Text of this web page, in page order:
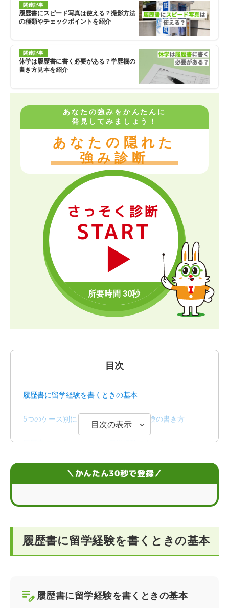
関連記事
履歴書にスピード写真は使える？撮影方法
の種類やチェックポイントを紹介
関連記事
休学は履歴書に書く必要がある？学歴欄の
書き方見本を紹介
あなたの強みをかんたんに
発見してみましょう！
あなたの隠れた
強み診断
さっそく診断
START
目次
履歴書に留学経験を書くときの基本
5つのケース別に見る履歴書での留学経験の書き方
履歴書でアピールになる？留学経験のある人がもつスキ
留学経験を履歴書でアピールする3つのコツ
留学経験を履歴書でアピールする際の書き方Q＆A
目次の表示
＼かんたん30秒で登録／
履歴書に留学経験を書くときの基本
履歴書に留学経験を書くときの基本